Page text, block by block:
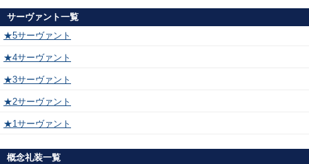
サーヴァント一覧
★5サーヴァント
★4サーヴァント
★3サーヴァント
★2サーヴァント
★1サーヴァント
概念礼装一覧